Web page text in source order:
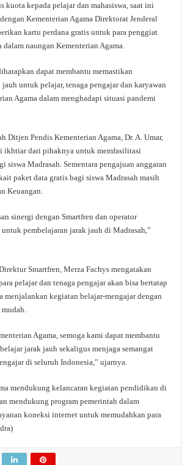
kuota kepada pelajar dan mahasiswa, saat ini
Kementerian Agama Direktorat Jenderal
kartu perdana gratis untuk para penggiat
naungan Kementerian Agama.
dapat membantu memastikan
untuk pelajar, tenaga pengajar dan karyawan
Agama dalam menghadapi situasi pandemi
Ditjen Pendis Kementerian Agama, Dr. A. Umar,
ikhtiar dari pihaknya untuk memfasilitasi
siswa Madrasah. Sementara pengajuan anggaran
paket data gratis bagi siswa Madrasah masih
Keuangan.
sinergi dengan Smartfren dan operator
pembelajaran jarak jauh di Madrasah,”
Smartfren, Merza Fachys mengatakan
pelajar dan tenaga pengajar akan bisa bertatap
menjalankan kegiatan belajar-mengajar dengan
Agama, semoga kami dapat membantu
jarak jauh sekaligus menjaga semangat
di seluruh Indonesia,” ujarnya.
mendukung kelancaran kegiatan pendidikan di
mendukung program pemerintah dalam
koneksi internet untuk memudahkan para